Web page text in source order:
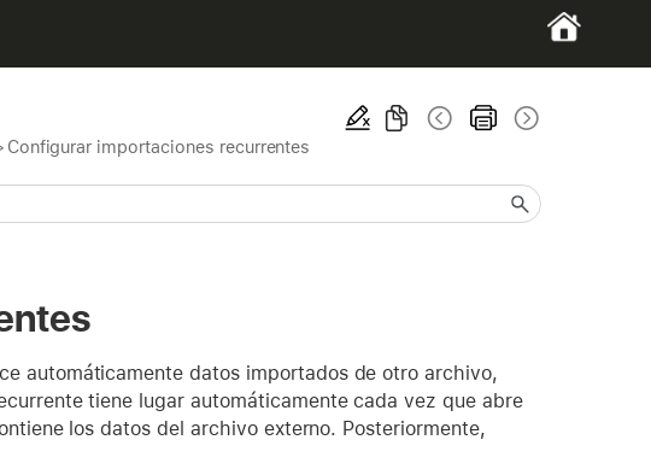
Configurar importaciones recurrentes
automáticamente datos importados de otro archivo,
tiene lugar automáticamente cada vez que abre
los datos del archivo externo. Posteriormente,